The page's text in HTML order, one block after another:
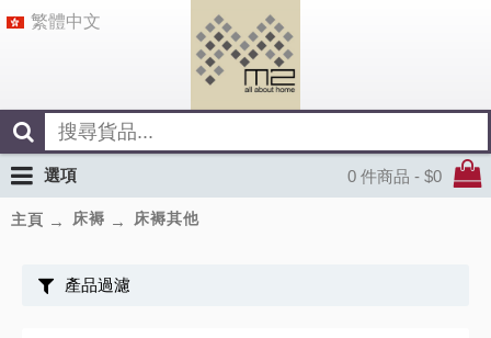
繁體中文
0 件商品 - $0
選項
主頁 床褥 床褥其他
產品過濾